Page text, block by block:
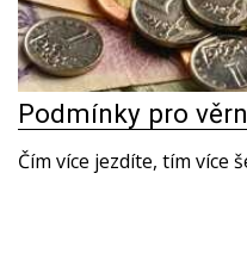
Podmínky pro
Čím více jezdíte, tím více